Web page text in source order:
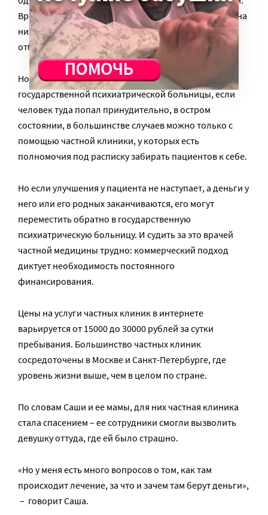
Вряд ли пациентам здесь хамят, толкают их, кричат на
них, заставляют ходить по коридору от подъема до
отбоя.
Но с другой – все не так просто. Выбраться из
государственной психиатрической больницы, если
человек туда попал принудительно, в остром
состоянии, в большинстве случаев можно только с
помощью частной клиники, у которых есть
полномочия под расписку забирать пациентов к себе.
Но если улучшения у пациента не наступает, а деньги у
него или его родных заканчиваются, его могут
переместить обратно в государственную
психиатрическую больницу. И судить за это врачей
частной медицины трудно: коммерческий подход
диктует необходимость постоянного
финансирования.
Цены на услуги частных клиник в интернете
варьируется от 15000 до 30000 рублей за сутки
пребывания. Большинство частных клиник
сосредоточены в Москве и Санкт-Петербурге, где
уровень жизни выше, чем в целом по стране.
По словам Саши и ее мамы, для них частная клиника
стала спасением – ее сотрудники смогли вызволить
девушку оттуда, где ей было страшно.
«Но у меня есть много вопросов о том, как там
происходит лечение, за что и зачем там берут деньги»,
– говорит Саша.